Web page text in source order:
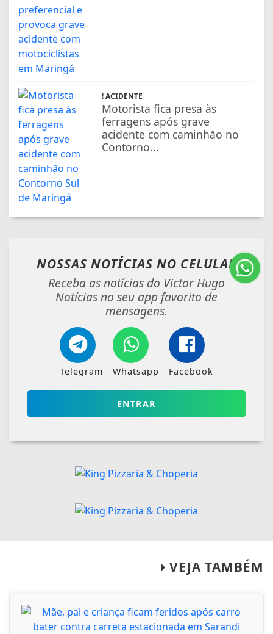
ACIDENTE
Motorista fica presa às
ferragens após grave
acidente com caminhão no
Contorno...
NOSSAS NOTÍCIAS NO CELULAR
Receba as notícias do Victor Hugo
Notícias no seu app favorito de
mensagens.
Telegram Whatsapp Facebook
ENTRAR
VEJA TAMBÉM